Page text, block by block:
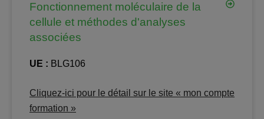
Fonctionnement moléculaire de la
cellule et méthodes d'analyses
associées
UE : BLG106
Cliquez-ici pour le détail sur le site « mon compte
formation »